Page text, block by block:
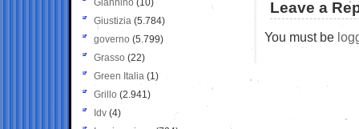
Leave a
You must be
Giannino (10)
Giustizia (5.784)
governo (5.799)
Grasso (22)
Green Italia (1)
Grillo (2.941)
Idv (4)